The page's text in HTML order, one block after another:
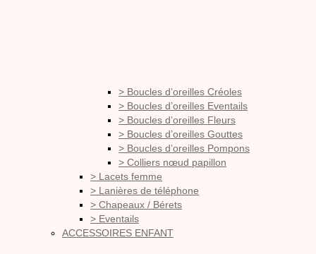
> Boucles d’oreilles Créoles
> Boucles d’oreilles Eventails
> Boucles d’oreilles Fleurs
> Boucles d’oreilles Gouttes
> Boucles d’oreilles Pompons
> Colliers nœud papillon
> Lacets femme
> Lanières de téléphone
> Chapeaux / Bérets
> Eventails
ACCESSOIRES ENFANT